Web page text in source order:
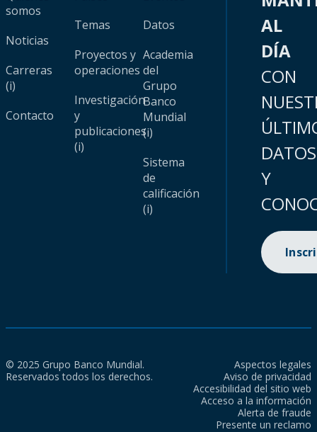
somos
Noticias
Carreras
(i)
Contacto
Temas
Proyectos y
operaciones
Investigación
y
publicaciones
(i)
Datos
Academia
del
Grupo
Banco
Mundial
(i)
Sistema
de
calificación
(i)
AL
DÍA
CON
DATOS
Y
© 2025 Grupo Banco Mundial.
Reservados todos los derechos.
Aspectos legales
Aviso de privacidad
Accesibilidad del sitio web
Acceso a la información
Alerta de fraude
Presente un reclamo